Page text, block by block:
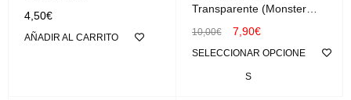
4,50€
AÑADIR AL CARRITO
Transparente (Monster
10,00€ 7,90€
SELECCIONAR OPCIONE
S